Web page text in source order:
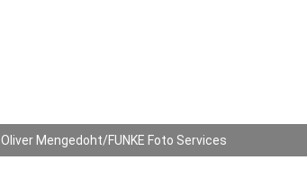
Oliver Mengedoht/FUNKE Foto Services